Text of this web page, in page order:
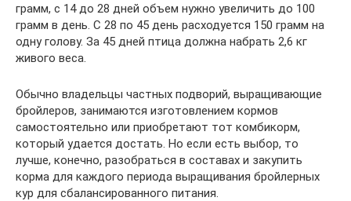
грамм, с 14 до 28 дней объем нужно увеличить до 100
грамм в день. С 28 по 45 день расходуется 150 грамм на
одну голову. За 45 дней птица должна набрать 2,6 кг
живого веса.
Обычно владельцы частных подворий, выращивающие
бройлеров, занимаются изготовлением кормов
самостоятельно или приобретают тот комбикорм,
который удается достать. Но если есть выбор, то
лучше, конечно, разобраться в составах и закупить
корма для каждого периода выращивания бройлерных
кур для сбалансированного питания.